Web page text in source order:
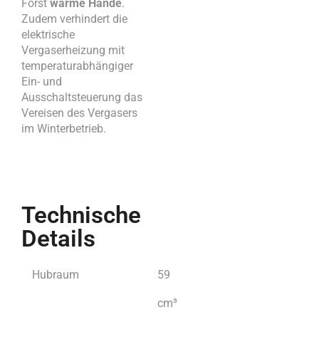
Forst warme Hände.
Zudem verhindert die
elektrische
Vergaserheizung mit
temperaturabhängiger
Ein- und
Ausschaltsteuerung das
Vereisen des Vergasers
im Winterbetrieb.
Technische
Details
Hubraum 59
cm³